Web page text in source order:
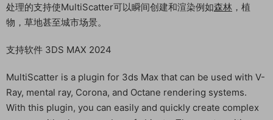
处理的支持使MultiScatter可以瞬间创建和渲染例如森林 ，植
物，草地甚至城市场景。
支持软件 3DS MAX 2024
MultiScatter is a plugin for 3ds Max that can be used with V-
Ray, mental ray, Corona, and Octane rendering systems.
With this plugin, you can easily and quickly create complex